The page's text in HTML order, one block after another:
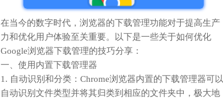
在当今的数字时代，浏览器的下载管理功能对于提高生产
力和优化用户体验至关重要。以下是一些关于如何优化
Google浏览器下载管理的技巧分享：
一、使用内置下载管理器
1. 自动识别和分类：Chrome浏览器内置的下载管理器可以
自动识别文件类型并将其归类到相应的文件夹中，极大地